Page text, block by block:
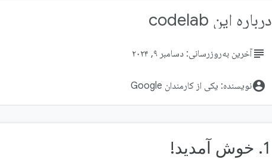
درباره این codelab
subjectآخرین به‌روزرسانی: دسامبر ۹, ۲۰۲۴
account_circleنویسنده: یکی از کارمندان Google
1. خوش آمدید!